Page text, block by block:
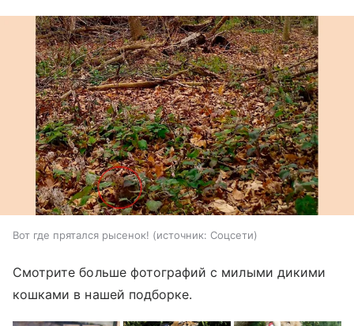
Вот где прятался рысенок! источник: Соцсети
Смотрите больше фотографий с милыми дикими
кошками в нашей подборке.